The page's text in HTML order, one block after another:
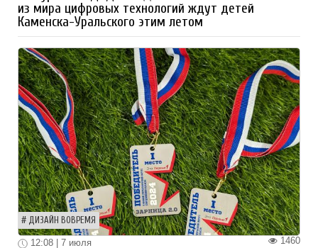
из мира цифровых технологий ждут детей
Каменска-Уральского этим летом
ДИЗАЙН ВОВРЕМЯ
1460
12:08 | 7 июля